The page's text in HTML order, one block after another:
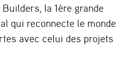
la 1ère grande
qui reconnecte le monde
avec celui des projets